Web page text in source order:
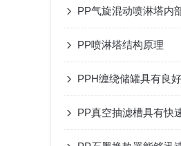
PP气旋混动喷淋塔内
PP喷淋塔结构原理
PPH缠绕储罐具有良